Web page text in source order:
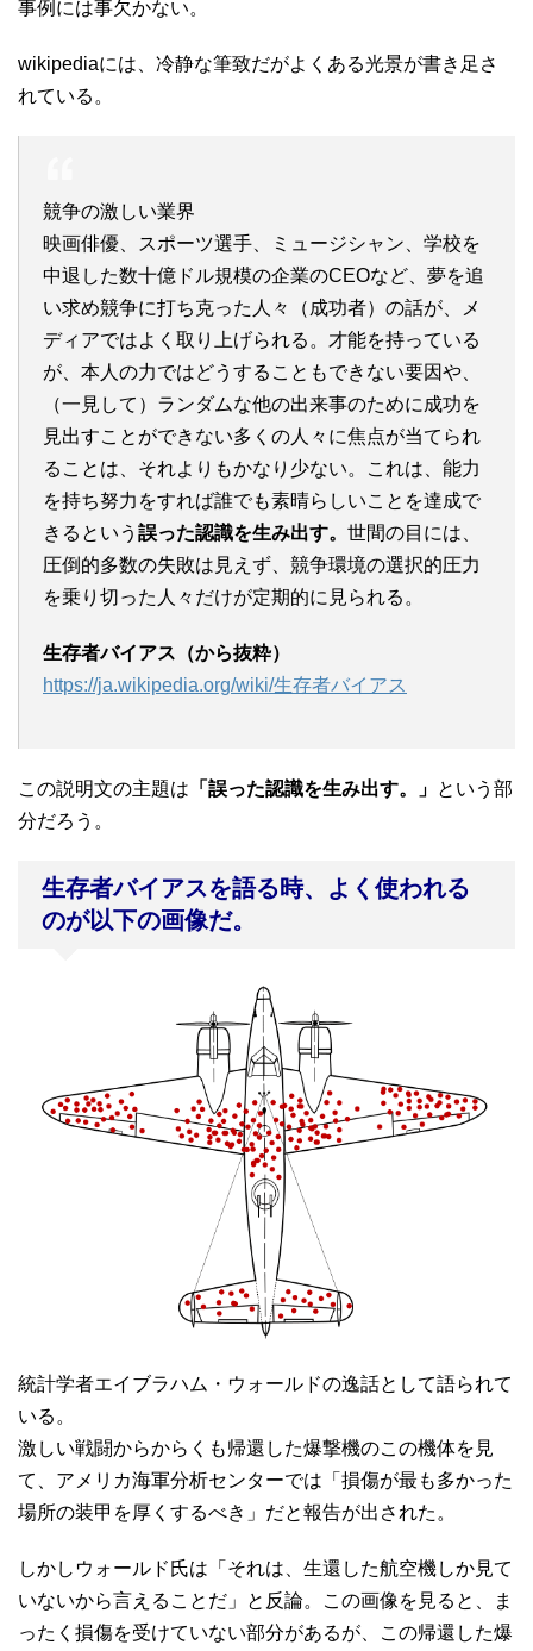
事例には事欠かない。
wikipediaには、冷静な筆致だがよくある光景が書き足さ
れている。
競争の激しい業界
映画俳優、スポーツ選手、ミュージシャン、学校を
中退した数十億ドル規模の企業のCEOなど、夢を追
い求め競争に打ち克った人々（成功者）の話が、メ
ディアではよく取り上げられる。才能を持っている
が、本人の力ではどうすることもできない要因や、
（一見して）ランダムな他の出来事のために成功を
見出すことができない多くの人々に焦点が当てられ
ることは、それよりもかなり少ない。これは、能力
を持ち努力をすれば誰でも素晴らしいことを達成で
きるという 誤った認識を生み出す。 世間の目には、
圧倒的多数の失敗は見えず、競争環境の選択的圧力
を乗り切った人々だけが定期的に見られる。
生存者バイアス（から抜粋）
https://ja.wikipedia.org/wiki/生存者バイアス
この説明文の主題は 「誤った認識を生み出す。」 という部
分だろう。
生存者バイアスを語る時、よく使われる
のが以下の画像だ。
統計学者エイブラハム・ウォールドの逸話として語られて
いる。
激しい戦闘からからくも帰還した爆撃機のこの機体を見
て、アメリカ海軍分析センターでは「損傷が最も多かった
場所の装甲を厚くするべき」だと報告が出された。
しかしウォールド氏は「それは、生還した航空機しか見て
いないから言えることだ」と反論。この画像を見ると、ま
ったく損傷を受けていない部分があるが、この帰還した爆